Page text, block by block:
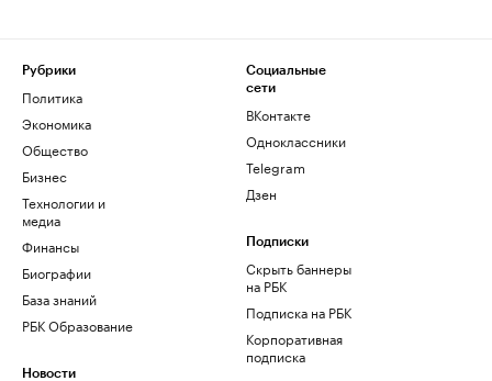
Рубрики
Политика
Экономика
Общество
Бизнес
Технологии и
медиа
Финансы
Биографии
База знаний
РБК Образование
Новости
Социальные
сети
ВКонтакте
Одноклассники
Telegram
Дзен
Подписки
Скрыть баннеры
на РБК
Подписка на РБК
Корпоративная
подписка